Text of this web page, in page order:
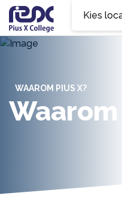
Kies
WAAROM PIUS X?
Waarom